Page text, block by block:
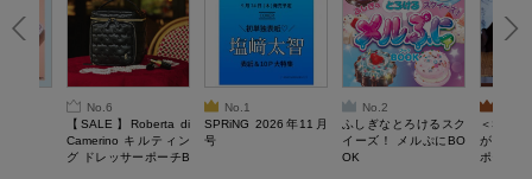
No.6
【SALE】Roberta di
Camerino キルティン
グ ドレッサーポーチB
No.1
SPRiNG 2026年11月
号
No.2
ふしぎなとろけるスク
イーズ！ メルぷにBO
OK
＜SALE
がある
ポーチ